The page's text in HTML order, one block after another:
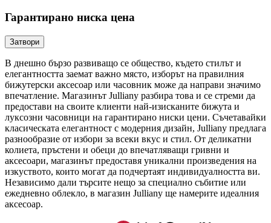
Гарантирано ниска цена
Затвори
В днешно бързо развиващо се общество, където стилът и
елегантността заемат важно място, изборът на правилния
бижутерски аксесоар или часовник може да направи значимо
впечатление. Магазинът Julliany разбира това и се стреми да
предостави на своите клиенти най-изисканите бижута и
луксозни часовници на гарантирано ниски цени. Съчетавайки
класическата елегантност с модерния дизайн, Julliany предлага
разнообразие от избори за всеки вкус и стил. От деликатни
колиета, пръстени и обеци до впечатляващи гривни и
аксесоари, магазинът предоставя уникални произведения на
изкуството, които могат да подчертаят индивидуалността ви.
Независимо дали търсите нещо за специално събитие или
ежедневно облекло, в магазин Julliany ще намерите идеалния
аксесоар.